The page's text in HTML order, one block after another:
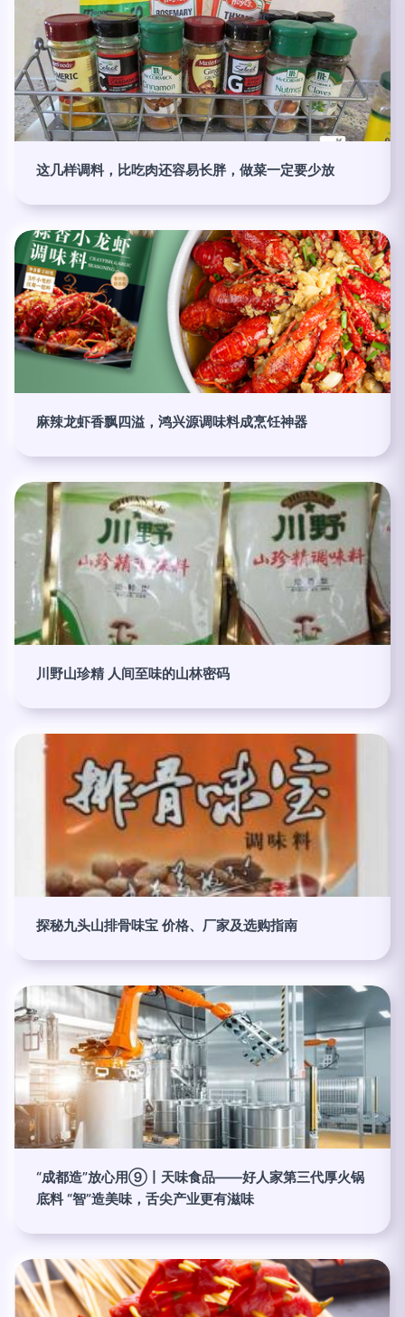
这几样调料，比吃肉还容易长胖，做菜一定要少放
麻辣龙虾香飘四溢，鸿兴源调味料成烹饪神器
川野山珍精 人间至味的山林密码
探秘九头山排骨味宝 价格、厂家及选购指南
“成都造”放心用⑨丨天味食品——好人家第三代厚火锅
底料 “智”造美味，舌尖产业更有滋味